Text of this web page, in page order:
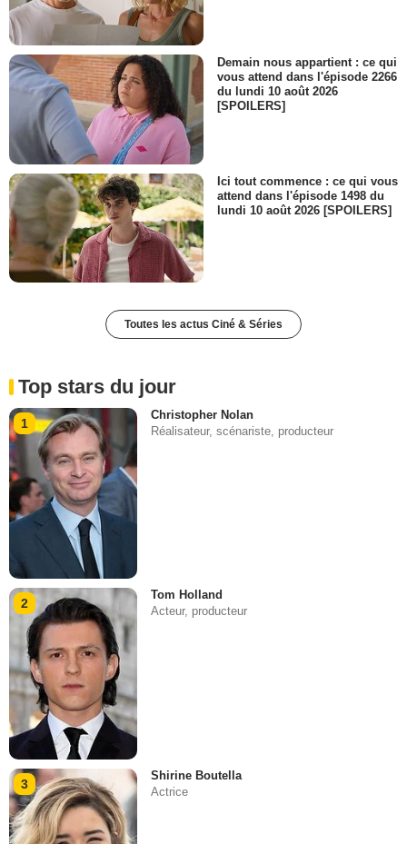
Demain nous appartient : ce qui
vous attend dans l'épisode 2266
du lundi 10 août 2026
[SPOILERS]
Ici tout commence : ce qui vous
attend dans l'épisode 1498 du
lundi 10 août 2026 [SPOILERS]
Toutes les actus Ciné & Séries
Top stars du jour
1
Christopher Nolan
Réalisateur, scénariste, producteur
2
Tom Holland
Acteur, producteur
3
Shirine Boutella
Actrice